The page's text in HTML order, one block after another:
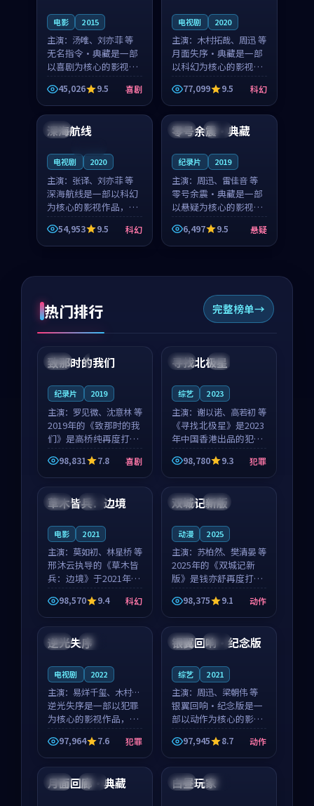
电影 2015
主演： 汤唯、刘亦菲 等
无名指令·典藏是一部
以喜剧为核心的影视作
品，围绕危机、反转与
人物成长展开，整体节
奏紧凑，值得推荐观
看。
45,026 9.5 喜剧
电视剧 2020
主演： 木村拓哉、周迅 等
月面失序·典藏是一部
以科幻为核心的影视作
品，围绕危机、反转与
人物成长展开，整体节
奏紧凑，值得推荐观
看。
77,099 9.5 科幻
中国
深海航线
电视剧 2020
主演： 张译、刘亦菲 等
深海航线是一部以科幻
为核心的影视作品，围
绕危机、反转与人物成
长展开，整体节奏紧
凑，值得推荐观看。
54,953 9.5 科幻
中国 杜比
零号余震·典藏
纪录片 2019
主演： 周迅、雷佳音 等
零号余震·典藏是一部
以悬疑为核心的影视作
品，围绕危机、反转与
人物成长展开，整体节
奏紧凑，值得推荐观
6,497 9.5 悬疑
热门排行 完整榜单
中国 4K
99:22
致那时的我们
纪录片 2019
主演： 罗见微、沈意林 等
2019年的《致那时的我
们》是高桥纯再度打磨
的喜剧佳作。中国大陆
的取景与都市寓言的氛
围相互成就，罗见微与
沈意林的对手戏自然克
制，让整部影片在悬
98,831 7.8 喜剧
中国 4K
99:18
寻找北极星
综艺 2023
主演： 谢以诺、高若初 等
《寻找北极星》是2023
年中国香港出品的犯罪
新作，主创团队希望用
公路冒险的故事让观众
停下来想一想。谢以诺
领衔，高若初担任重要
角色，戚南柯的叙事
98,780 9.3 犯罪
泰国 独播
草木皆兵：边境
电影 2021
主演： 莫如初、林星桥 等
邢沐云执导的《草木皆
兵：边境》于2021年面
世，泰国的城市气质与
校园青春的人物心境共
同构筑了影片基调。莫
如初、林星桥用细腻的
表演撑起整部科幻电
98,570 9.4 科幻
中国 独播
双城记新版
动漫 2025
主演： 苏柏然、樊清晏 等
2025年的《双城记新
版》是钱亦舒再度打磨
的动作佳作。中国大陆
的取景与沙漠探险的氛
围相互成就，苏柏然与
樊清晏的对手戏自然克
制，让整部影片在悬念
98,375 9.1 动作
日本 独播
逆光失序
电视剧 2022
主演： 易烊千玺、木村拓
哉 等
逆光失序是一部以犯罪
为核心的影视作品，围
绕危机、反转与人物成
长展开，整体节奏紧
凑，值得推荐观看。
97,964 7.6 犯罪
法国 热播
银翼回响·纪念版
综艺 2021
主演： 周迅、梁朝伟 等
银翼回响·纪念版是一
部以动作为核心的影视
作品，围绕危机、反转
与人物成长展开，整体
节奏紧凑，值得推荐观
看。
97,945 8.7 动作
中国 热播
月面回廊·典藏 中国 完结
白昼玩家